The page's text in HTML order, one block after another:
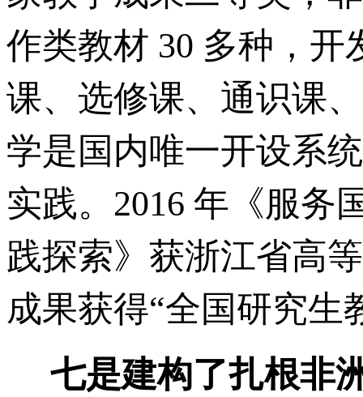
作类教材 30 多种，
课、选修课、通识课
学是国内唯一开设系
实践。2016 年《服务
践探索》获浙江省高
成果获得“全国研究
七是建构了扎根非